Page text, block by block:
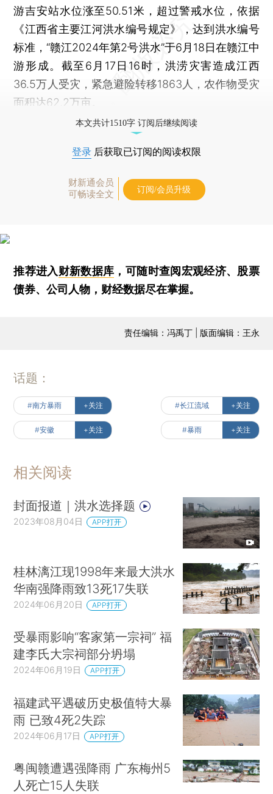
游吉安站水位涨至50.51米，超过警戒水位，依据
《江西省主要江河洪水编号规定》，达到洪水编号
标准，“赣江2024年第2号洪水”于6月18日在赣江中
游形成。截至6月17日16时，洪涝灾害造成江西
36.5万人受灾，紧急避险转移1863人，农作物受灾
面积达62.2万亩。
本文共计1510字 订阅后继续阅读
登录 后获取已订阅的阅读权限
财新通会员
可畅读全文
订阅/会员升级
推荐进入财新数据库 ，可随时查阅宏观经济、股票
债券、公司人物，财经数据尽在掌握。
责任编辑：冯禹丁 | 版面编辑：王永
话题：
#南方暴雨 +关注 #长江流域 +关注
#安徽 +关注 #暴雨 +关注
相关阅读
封面报道｜洪水选择题
2023年08月04日 APP打开
桂林漓江现1998年来最大洪水
华南强降雨致13死17失联
2024年06月20日 APP打开
受暴雨影响“客家第一宗祠” 福
建李氏大宗祠部分坍塌
2024年06月19日 APP打开
福建武平遇破历史极值特大暴
雨 已致4死2失踪
2024年06月17日 APP打开
粤闽赣遭遇强降雨 广东梅州5
人死亡15人失联